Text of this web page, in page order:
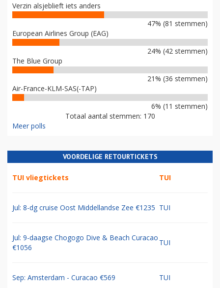
Verzin alsjeblieft iets anders
47% (81 stemmen)
European Airlines Group (EAG)
24% (42 stemmen)
The Blue Group
21% (36 stemmen)
Air-France-KLM-SAS(-TAP)
6% (11 stemmen)
Totaal aantal stemmen: 170
Meer polls
VOORDELIGE RETOURTICKETS
TUI vliegtickets TUI
Jul: 8-dg cruise Oost Middellandse Zee €1235 TUI
Jul: 9-daagse Chogogo Dive & Beach Curacao
€1056
TUI
Sep: Amsterdam - Curacao €569 TUI